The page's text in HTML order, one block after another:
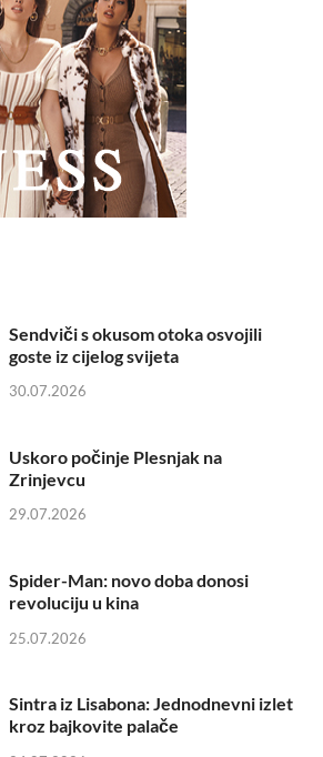
Sendviči s okusom otoka osvojili
goste iz cijelog svijeta
30.07.2026
Uskoro počinje Plesnjak na
Zrinjevcu
29.07.2026
Spider-Man: novo doba donosi
revoluciju u kina
25.07.2026
Sintra iz Lisabona: Jednodnevni izlet
kroz bajkovite palače